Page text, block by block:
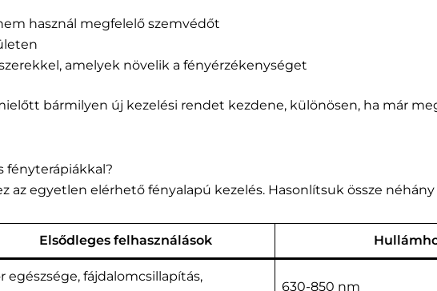
használ megfelelő szemvédőt
amelyek növelik a fényérzékenységet
bármilyen új kezelési rendet kezdene, különösen, ha már
fényterápiákkal?
az egyetlen elérhető fényalapú kezelés. Hasonlítsuk össze
Elsődleges felhasználások
egészsége, fájdalomcsillapítás,
630-850 nm